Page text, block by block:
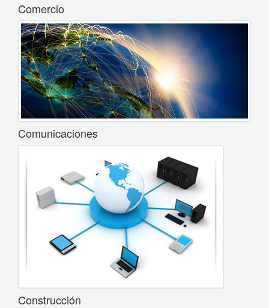
Comercio
Comunicaciones
Construcción